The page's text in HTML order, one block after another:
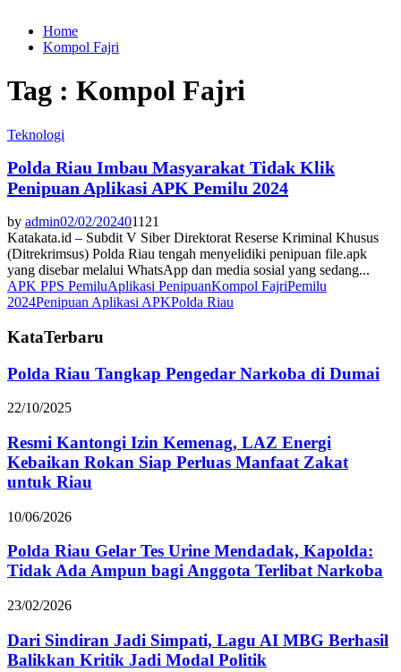
Home
Kompol Fajri
Tag : Kompol Fajri
Teknologi
Polda Riau Imbau Masyarakat Tidak Klik
Penipuan Aplikasi APK Pemilu 2024
by admin02/02/202401121
Katakata.id – Subdit V Siber Direktorat Reserse Kriminal Khusus
(Ditrekrimsus) Polda Riau tengah menyelidiki penipuan file.apk
yang disebar melalui WhatsApp dan media sosial yang sedang...
APK PPS PemiluAplikasi PenipuanKompol FajriPemilu
2024Penipuan Aplikasi APKPolda Riau
KataTerbaru
Polda Riau Tangkap Pengedar Narkoba di Dumai
22/10/2025
Resmi Kantongi Izin Kemenag, LAZ Energi
Kebaikan Rokan Siap Perluas Manfaat Zakat
untuk Riau
10/06/2026
Polda Riau Gelar Tes Urine Mendadak, Kapolda:
Tidak Ada Ampun bagi Anggota Terlibat Narkoba
23/02/2026
Dari Sindiran Jadi Simpati, Lagu AI MBG Berhasil
Balikkan Kritik Jadi Modal Politik